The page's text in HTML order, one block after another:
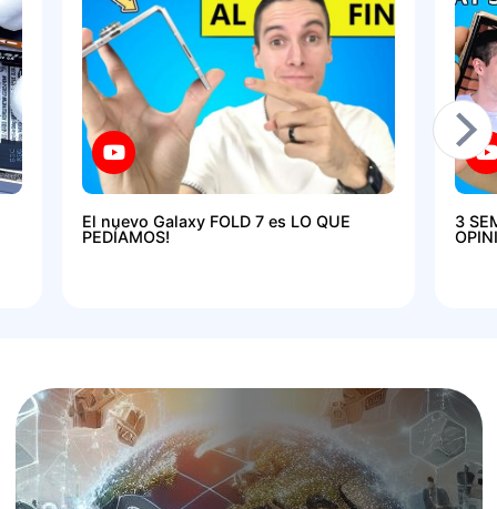
El nuevo Galaxy FOLD 7 es LO QUE
PEDÍAMOS!
3